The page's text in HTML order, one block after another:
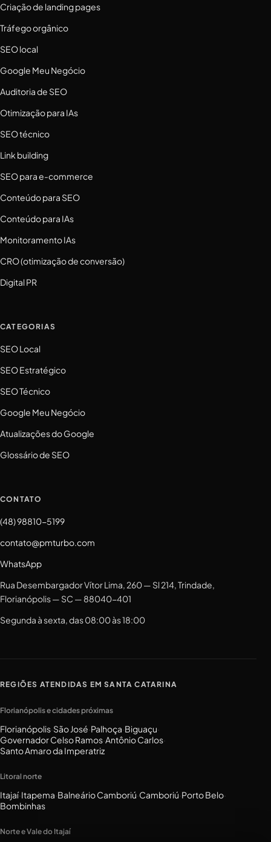
Criação de landing pages
Tráfego orgânico
SEO local
Google Meu Negócio
Auditoria de SEO
Otimização para IAs
SEO técnico
Link building
SEO para e-commerce
Conteúdo para SEO
Conteúdo para IAs
Monitoramento IAs
CRO (otimização de conversão)
Digital PR
CATEGORIAS
SEO Local
SEO Estratégico
SEO Técnico
Google Meu Negócio
Atualizações do Google
Glossário de SEO
CONTATO
(48) 98810-5199
contato@pmturbo.com
WhatsApp
Rua Desembargador Vítor Lima, 260 — Sl 214, Trindade,
Florianópolis — SC — 88040-401
Segunda à sexta, das 08:00 às 18:00
REGIÕES ATENDIDAS EM SANTA CATARINA
Florianópolis e cidades próximas
Florianópolis·São José·Palhoça·Biguaçu·
Governador Celso Ramos·Antônio Carlos·
Santo Amaro da Imperatriz
Litoral norte
Itajaí·Itapema·Balneário Camboriú·Camboriú·Porto Belo·
Bombinhas
Norte e Vale do Itajaí